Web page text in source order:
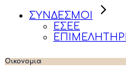
ΣΥΝΔΕΣΜΟΙ
ΕΣΕΕ
Οικονομια